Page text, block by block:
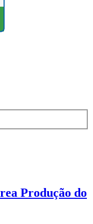
Produção do